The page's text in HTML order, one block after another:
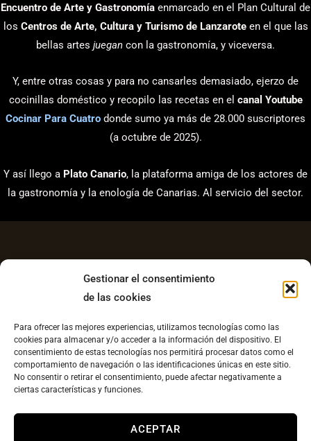
Gestionar el consentimiento
de las cookies
Para ofrecer las mejores experiencias, utilizamos tecnologías como las
cookies para almacenar y/o acceder a la información del dispositivo. El
consentimiento de estas tecnologías nos permitirá procesar datos como el
comportamiento de navegación o las identificaciones únicas en este sitio.
No consentir o retirar el consentimiento, puede afectar negativamente a
ciertas características y funciones.
ACEPTAR
Encuentro de Arte y Gastronomía enmarcado en el Plan Cultural de
los Centros de Arte, Cultura y Turismo de Lanzaroteen el que las
bellas artes juegan con la gastronomía, y viceversa.
Y, entre otras cosas y para no cansarles demasiado, ejerzo de
cocinillas doméstico y recopilo las recetas en el canal Youtube
Cocinar Para Cuatro donde sumo ya más de 28.000 suscriptores
(a octubre de 2025).
Y así llego a Plato Canario, la plataforma amiga de los actores de
la gastronomía y la enología de Canarias. Al servicio del sector.
Política de Privacidad
Contacto
Política de cookies UE
Copyright © 2026 Plato Canario |Diseño web
llesestudiocreatvo.com